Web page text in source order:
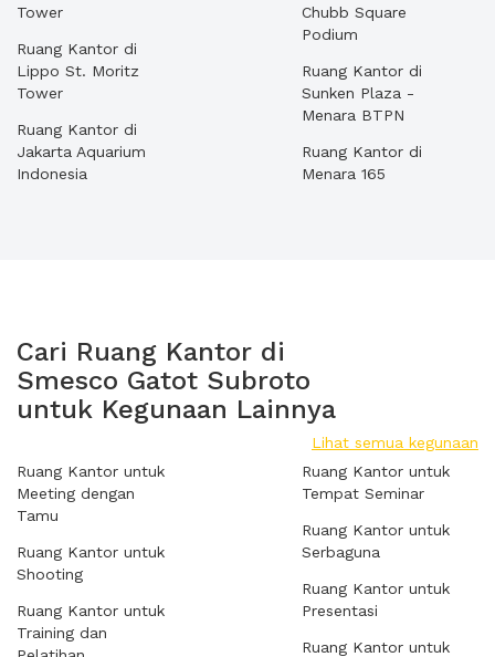
Tower
Ruang Kantor di
Lippo St. Moritz
Tower
Ruang Kantor di
Jakarta Aquarium
Indonesia
Chubb Square
Podium
Ruang Kantor di
Sunken Plaza -
Menara BTPN
Ruang Kantor di
Menara 165
Cari Ruang Kantor di
Smesco Gatot Subroto
untuk Kegunaan Lainnya
Lihat semua kegunaan
Ruang Kantor untuk
Meeting dengan
Tamu
Ruang Kantor untuk
Shooting
Ruang Kantor untuk
Training dan
Ruang Kantor untuk
Tempat Seminar
Ruang Kantor untuk
Serbaguna
Ruang Kantor untuk
Presentasi
Ruang Kantor untuk